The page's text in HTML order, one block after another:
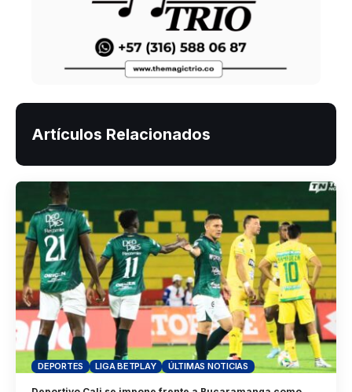
Artículos Relacionados
DEPORTES LIGA BETPLAY ÚLTIMAS NOTICIAS